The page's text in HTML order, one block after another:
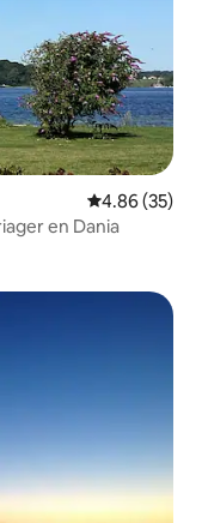
Calificación
4.86 (35)
en Dania